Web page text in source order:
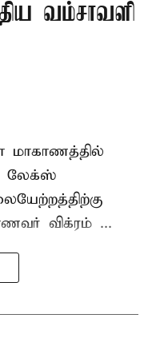
வம்சாவளி
மாகாணத்தில்
லேக்ஸ்
விக்ரம் ...